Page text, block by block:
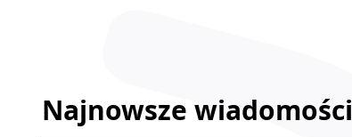
Najnowsze wiadomości